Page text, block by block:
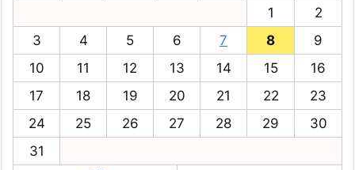
1
2
3
4 5 6 7 8
9
10
11 12 13 14 15
16
17
18 19 20 21 22
23
24
25 26 27 28 29
30
31